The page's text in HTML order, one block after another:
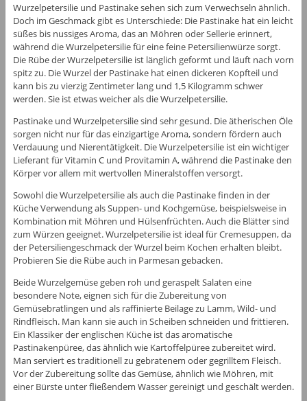
Wurzelpetersilie und Pastinake sehen sich zum Verwechseln ähnlich.
Doch im Geschmack gibt es Unterschiede: Die Pastinake hat ein leicht
süßes bis nussiges Aroma, das an Möhren oder Sellerie erinnert,
während die Wurzelpetersilie für eine feine Petersilienwürze sorgt.
Die Rübe der Wurzelpetersilie ist länglich geformt und läuft nach vorn
spitz zu. Die Wurzel der Pastinake hat einen dickeren Kopfteil und
kann bis zu vierzig Zentimeter lang und 1,5 Kilogramm schwer
werden. Sie ist etwas weicher als die Wurzelpetersilie.
Pastinake und Wurzelpetersilie sind sehr gesund. Die ätherischen Öle
sorgen nicht nur für das einzigartige Aroma, sondern fördern auch
Verdauung und Nierentätigkeit. Die Wurzelpetersilie ist ein wichtiger
Lieferant für Vitamin C und Provitamin A, während die Pastinake den
Körper vor allem mit wertvollen Mineralstoffen versorgt.
Sowohl die Wurzelpetersilie als auch die Pastinake finden in der
Küche Verwendung als Suppen- und Kochgemüse, beispielsweise in
Kombination mit Möhren und Hülsenfrüchten. Auch die Blätter sind
zum Würzen geeignet. Wurzelpetersilie ist ideal für Cremesuppen, da
der Petersiliengeschmack der Wurzel beim Kochen erhalten bleibt.
Probieren Sie die Rübe auch in Parmesan gebacken.
Beide Wurzelgemüse geben roh und geraspelt Salaten eine
besondere Note, eignen sich für die Zubereitung von
Gemüsebratlingen und als raffinierte Beilage zu Lamm, Wild- und
Rindfleisch. Man kann sie auch in Scheiben schneiden und frittieren.
Ein Klassiker der englischen Küche ist das aromatische
Pastinakenpüree, das ähnlich wie Kartoffelpüree zubereitet wird.
Man serviert es traditionell zu gebratenem oder gegrilltem Fleisch.
Vor der Zubereitung sollte das Gemüse, ähnlich wie Möhren, mit
einer Bürste unter fließendem Wasser gereinigt und geschält werden.